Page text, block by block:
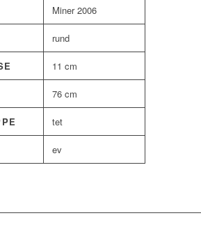
Miner 2006
rund
11 cm
76 cm
tet
ev